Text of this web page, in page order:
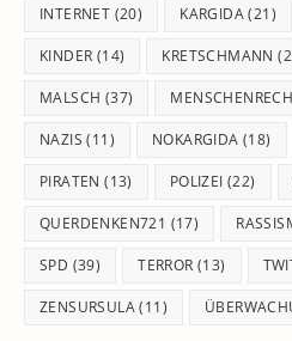
INTERNET (20) KARGIDA(21)
KINDER (14) KRETSCHMANN
MALSCH (37)
NAZIS (11) NOKARGIDA (18)
PIRATEN (13) POLIZEI (22)
QUERDENKEN721 (17)
SPD (39) TERROR (13)
ZENSURSULA(11)